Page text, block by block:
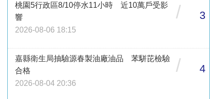
桃園5行政區8/10停水11小時 近10萬戶受影
響
2026-08-06 18:15
/ 3
嘉縣衛生局抽驗源春製油廠油品 苯駢芘檢驗
合格
2026-08-04 20:36
/ 4